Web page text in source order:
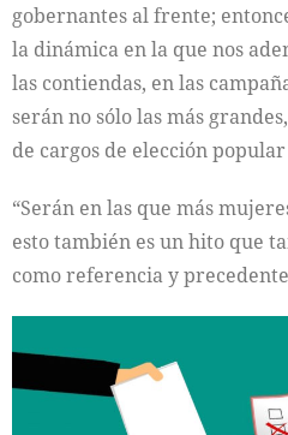
gobernantes al frente;
la dinámica en la que nos
las contiendas, en las
serán no sólo las más
de cargos de elección
“Serán en las que más
esto también es un hito que
como referencia y